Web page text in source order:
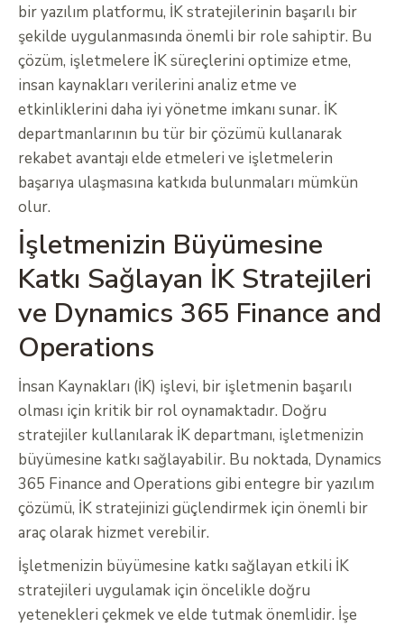
bir yazılım platformu, İK stratejilerinin başarılı bir
şekilde uygulanmasında önemli bir role sahiptir. Bu
çözüm, işletmelere İK süreçlerini optimize etme,
insan kaynakları verilerini analiz etme ve
etkinliklerini daha iyi yönetme imkanı sunar. İK
departmanlarının bu tür bir çözümü kullanarak
rekabet avantajı elde etmeleri ve işletmelerin
başarıya ulaşmasına katkıda bulunmaları mümkün
olur.
İşletmenizin Büyümesine
Katkı Sağlayan İK Stratejileri
ve Dynamics 365 Finance and
Operations
İnsan Kaynakları (İK) işlevi, bir işletmenin başarılı
olması için kritik bir rol oynamaktadır. Doğru
stratejiler kullanılarak İK departmanı, işletmenizin
büyümesine katkı sağlayabilir. Bu noktada, Dynamics
365 Finance and Operations gibi entegre bir yazılım
çözümü, İK stratejinizi güçlendirmek için önemli bir
araç olarak hizmet verebilir.
İşletmenizin büyümesine katkı sağlayan etkili İK
stratejileri uygulamak için öncelikle doğru
yetenekleri çekmek ve elde tutmak önemlidir. İşe